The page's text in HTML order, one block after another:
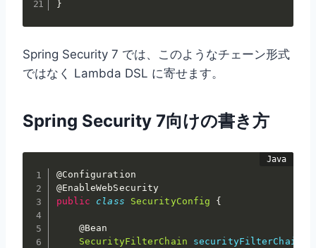
}
Spring Security 7 では、このようなチェーン形式
ではなく Lambda DSL に寄せます。
Spring Security 7向けの書き方
@Configuration
@EnableWebSecurity
public
class SecurityConfig {
@Bean
SecurityFilterChain
securityFilterChain